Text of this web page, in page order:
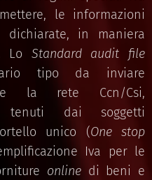
le informazioni
dichiarate, in maniera
Lo Standard audit file
tipo da inviare
la rete Ccn/Csi,
dai soggetti
unico (One stop
Iva per le
onlinedi beni e